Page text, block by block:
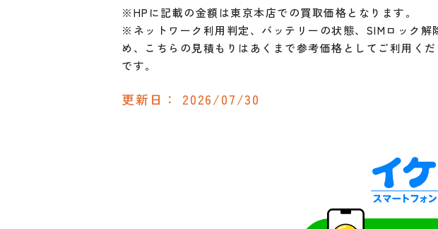
※HPに記載の金額は東京本店での買取価格となります。
※ネットワーク利用判定、バッテリーの状態、SIMロック
め、こちらの見積もりはあくまで参考価格としてご利用く
です。
更新日： 2026/07/30